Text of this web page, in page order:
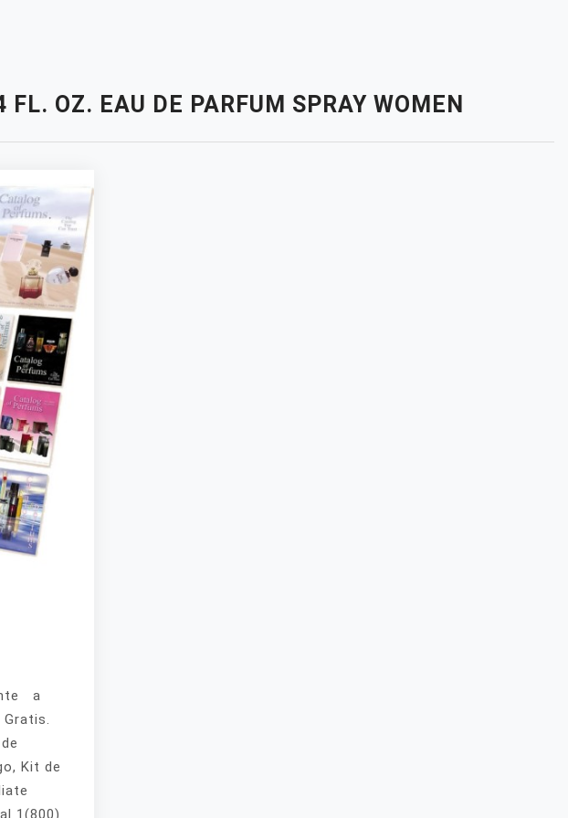
FL. OZ. EAU DE PARFUM SPRAY WOMEN
a
Kit de
1(800)